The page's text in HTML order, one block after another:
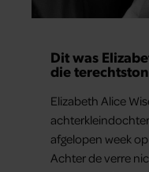
Dit was
die
Elizabeth Alice
afgelopen week
Achter de verre